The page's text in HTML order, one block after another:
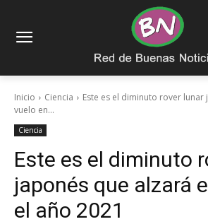
Inicio Ciencia
Este es el diminuto rover lunar
vuelo en...
Ciencia
Este es el diminuto
japonés que alzará
el año 2021